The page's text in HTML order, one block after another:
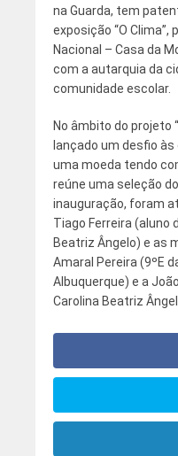
na Guarda, tem
exposição “O Clima”,
Nacional – Casa da
com a autarquia da
comunidade escolar.
No âmbito do projeto
lançado um desfio
uma moeda tendo
reúne uma seleção
inauguração, foram
Tiago Ferreira (aluno
Beatriz Ângelo) e as
Amaral Pereira (9ºE
Albuquerque) e a
Carolina Beatriz